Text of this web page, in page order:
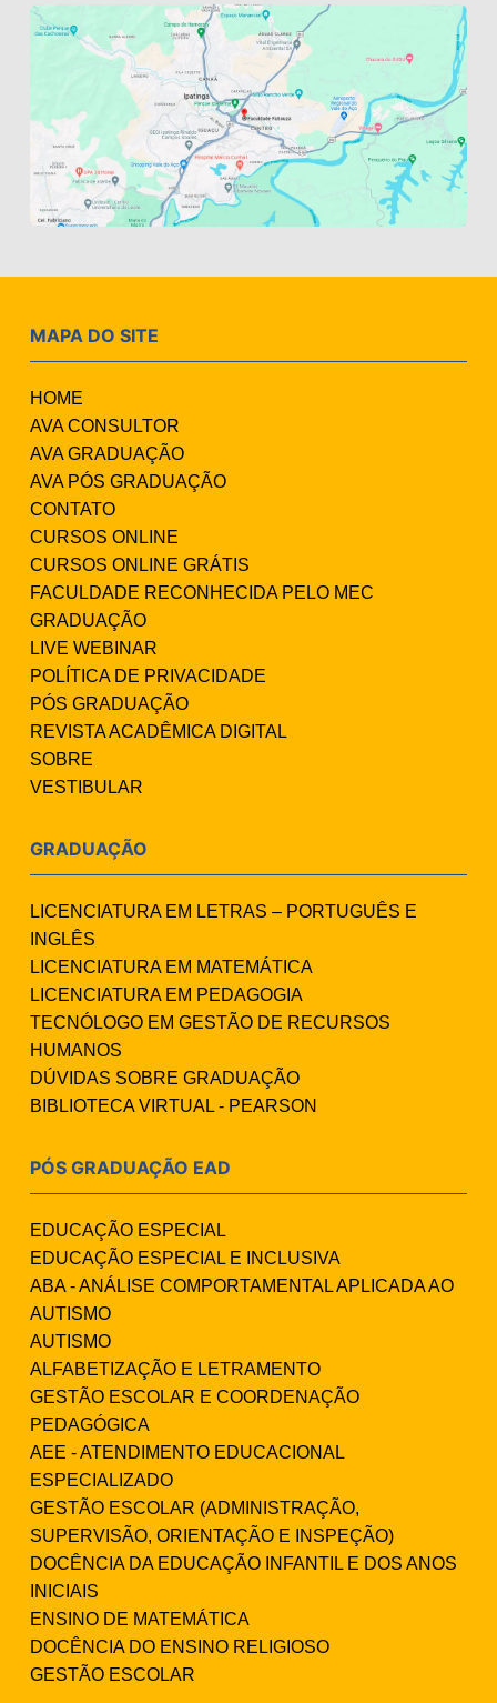
MAPA DO SITE
HOME
AVA CONSULTOR
AVA GRADUAÇÃO
AVA PÓS GRADUAÇÃO
CONTATO
CURSOS ONLINE
CURSOS ONLINE GRÁTIS
FACULDADE RECONHECIDA PELO MEC
GRADUAÇÃO
LIVE WEBINAR
POLÍTICA DE PRIVACIDADE
PÓS GRADUAÇÃO
REVISTA ACADÊMICA DIGITAL
SOBRE
VESTIBULAR
GRADUAÇÃO
LICENCIATURA EM LETRAS – PORTUGUÊS E
INGLÊS
LICENCIATURA EM MATEMÁTICA
LICENCIATURA EM PEDAGOGIA
TECNÓLOGO EM GESTÃO DE RECURSOS
HUMANOS
DÚVIDAS SOBRE GRADUAÇÃO
BIBLIOTECA VIRTUAL - PEARSON
PÓS GRADUAÇÃO EAD
EDUCAÇÃO ESPECIAL
EDUCAÇÃO ESPECIAL E INCLUSIVA
ABA - ANÁLISE COMPORTAMENTAL APLICADA AO
AUTISMO
AUTISMO
ALFABETIZAÇÃO E LETRAMENTO
GESTÃO ESCOLAR E COORDENAÇÃO
PEDAGÓGICA
AEE - ATENDIMENTO EDUCACIONAL
ESPECIALIZADO
GESTÃO ESCOLAR (ADMINISTRAÇÃO,
SUPERVISÃO, ORIENTAÇÃO E INSPEÇÃO)
DOCÊNCIA DA EDUCAÇÃO INFANTIL E DOS ANOS
INICIAIS
ENSINO DE MATEMÁTICA
DOCÊNCIA DO ENSINO RELIGIOSO
GESTÃO ESCOLAR